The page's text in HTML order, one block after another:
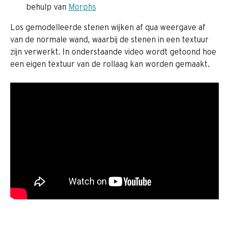
behulp van Morphs
Los gemodelleerde stenen wijken af qua weergave af
van de normale wand, waarbij de stenen in een textuur
zijn verwerkt. In onderstaande video wordt getoond hoe
een eigen textuur van de rollaag kan worden gemaakt.